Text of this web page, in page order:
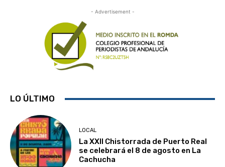
- Advertisement -
LO ÚLTIMO
LOCAL
La XXII Chistorrada de Puerto Real
se celebrará el 8 de agosto en La
Cachucha